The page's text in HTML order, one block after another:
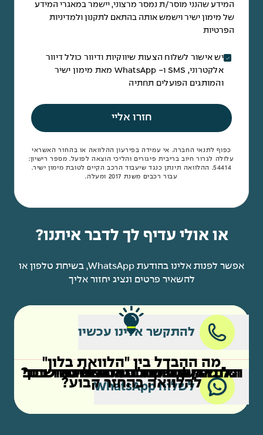
כל מה שחשוב לדעת על המחשבון
מה ההבדל בין "הלוואת בלון"
להלוואה בהחזר קבוע?
האם המחשבון מותאם אליי אישית?
קניית רכב מאדם פרטי
קניית רכב מסוכנות
הלוואה לכל מטרה כנגד שעבוד רכב
המידע שהנני מוסר/ת נמסר מרצוני, יישמר במאגרי המידע
של מימון ישיר וישמש אותה בהתאם לתקנון ולמדיניות
הפרטיות
יש אישור לשלוח הצעות שיווקיות ודיוור כולל דיוור
אלקטרוני, SMS ו- WhatsApp מאת מימון ישיר
והמותגים הפועלים תחתיה
חזרו אליי
כפוף לתנאי החברה. אי עמידה בפירעון ההלוואה או בהחזר האשראי
עלולה לגרור חיוב בריבית פיגורים והליכי הוצאה לפועל. מספר רישיון:
54414. ההלוואה תינתן כנגד שיעבוד הרכב הקיים לטובת מימון ישיר.
עבור רכבים משנת 2017 ומעלה.
או אולי עדיף לך לדבר איתנו?
אפשר לפנות אלינו בהודעת WhatsApp, בשיחת טלפון או
להשאיר פרטים ונציג יחזור אליך
להתקשר אלינו עכשיו
לשלוח WhatsApp